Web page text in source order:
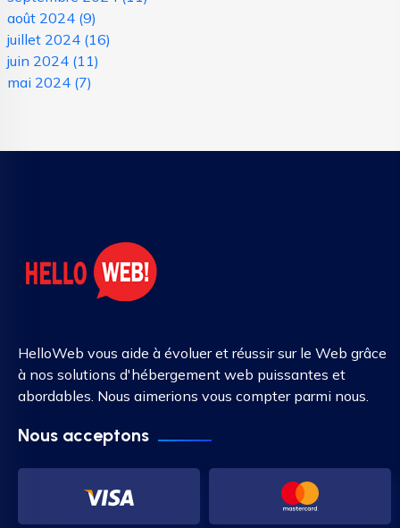
août 2024 (9)
juillet 2024 (16)
juin 2024 (11)
mai 2024 (7)
HelloWeb vous aide à évoluer et réussir sur le Web grâce
à nos solutions d'hébergement web puissantes et
abordables. Nous aimerions vous compter parmi nous.
Nous acceptons